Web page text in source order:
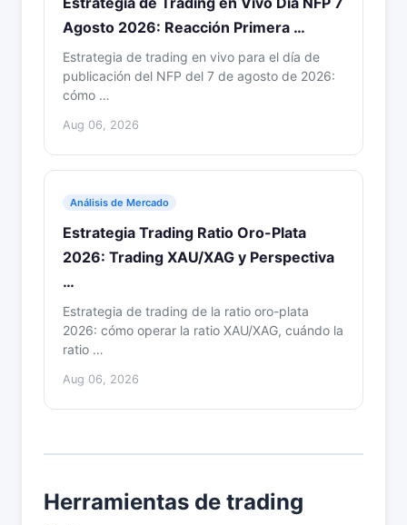
Agosto 2026: Reacción Primera …
Estrategia de trading en vivo para el día de
publicación del NFP del 7 de agosto de 2026:
cómo …
Aug 06, 2026
Análisis de Mercado
Estrategia Trading Ratio Oro-Plata
2026: Trading XAU/XAG y Perspectiva
…
Estrategia de trading de la ratio oro-plata
2026: cómo operar la ratio XAU/XAG, cuándo la
ratio …
Aug 06, 2026
Herramientas de trading